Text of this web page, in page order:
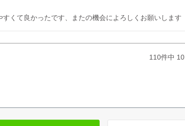
すくて良かったです、またの機会によろしくお願いします
110件中